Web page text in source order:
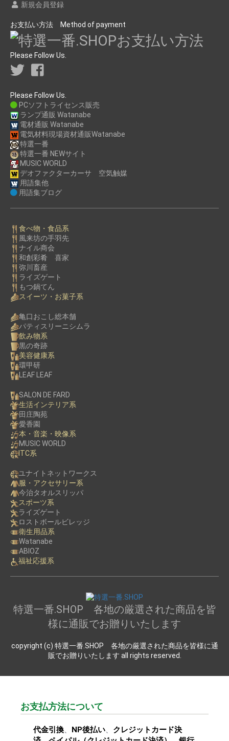
新規会員登録
お支払い方法 Method of payment
Please Follow Us.
Please Follow Us.
PCソフトライセンス販売
ランプ通販 Watanabe
電材通販 Watanabe
電気材料現場資材通販Watanabe
特選一番
特選一番 NEWサイト
MUSIC WORLD
デオファクターカーサ 空気触媒
用語集他
用語集ブログ
食べ物・食品系
風来坊の手羽先
ナイル商会
和創彩肴 喜家
弥川畜産
ライズゲート
もつ鍋てん
スイーツ・お菓子系
亀口おこし総本舗
パティスリーニシムラ
飲み物系
黒の奇跡
美容健康系
環甲研
LEAF LEAF
SALON DE FARD
生活インテリア系
田庄陶苑
愛香園
本・音楽・映像系
MUSIC WORLD
ITC系
ユナイトネットワークス
服・アクセサリー系
今治タオルスリッパ
スポーツ系
ライズゲート
ロストボールビレッジ
衛生用品系
Watanabe
ABIOZ
福祉応援系
特選一番.SHOP 各地の厳選された商品を皆
様に通販でお贈りいたします
copyright (c) 特選一番.SHOP 各地の厳選された商品を皆様に通
販でお贈りいたします all rights reserved.
お支払方法について
代金引換、 NP後払い、 クレジットカード決